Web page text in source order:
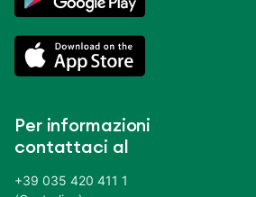
Per informazioni
contattaci al
+39 035 420 411 1